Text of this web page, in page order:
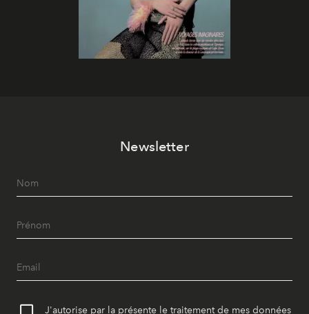
Newsletter
J'autorise par la présente le traitement de mes données